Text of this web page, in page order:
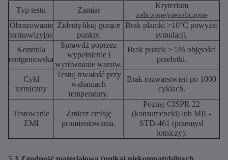
Typ testu Zamiar
Kryterium
zaliczone/niezaliczone
Obrazowanie
termowizyjne
Zidentyfikuj gorące
punkty.
Brak plamki >10°C powyżej
symulacji.
Kontrola
rentgenowska
Sprawdź poprzez
wypełnienie i
wyrównanie warstw.
Brak pustek > 5% objętości
przelotki.
Cykl
termiczny
Testuj trwałość przy
wahaniach
temperatury.
Brak rozwarstwień po 1000
cyklach.
Testowanie
EMI
Zmierz emisję
promieniowania.
Poznaj CISPR 22
(konsumencki) lub MIL-
STD-461 (przemysł
lotniczy).